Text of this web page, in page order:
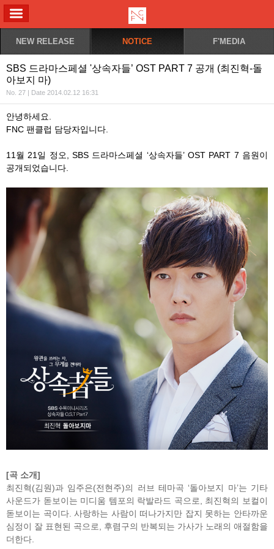
NEW RELEASE NOTICE F'MEDIA
SBS 드라마스페셜 '상속자들’ OST PART 7 공개 (최진혁-돌
아보지 마)
No. 27 | Date 2014.02.12 16:31
안녕하세요.
FNC 팬클럽 담당자입니다.
11월 21일 정오, SBS 드라마스페셜 ‘상속자들’ OST PART 7 음원이
공개되었습니다.
[곡 소개]
최진혁(김원)과 임주은(전현주)의 러브 테마곡 ‘돌아보지 마’는 기타
사운드가 돋보이는 미디움 템 포의 락발라드 곡으로, 최진혁의 보컬이
돋보이는 곡이다. 사랑하는 사람이 떠나가지만 잡지 못하는 안타까운
심정이 잘 표현된 곡으로, 후렴구의 반복되는 가사가 노래의 애절함을
더한다.